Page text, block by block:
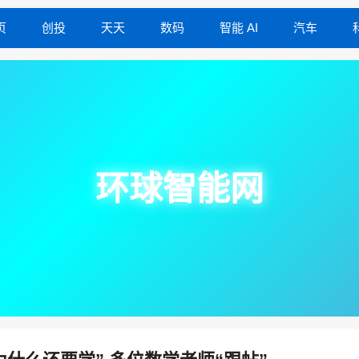
创投 天天 数码 智能 AI 汽车
环球智能网